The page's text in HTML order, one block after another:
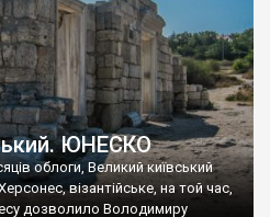
ЮНЕСКО
облоги, Великий київський
візантійське, на той час,
дозволило Володимиру